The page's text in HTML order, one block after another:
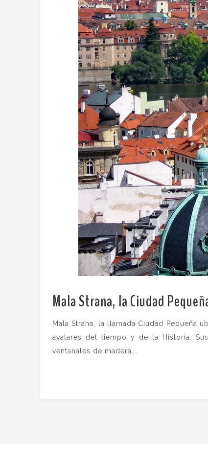
Mala Strana, la Ciudad
Mala Strana, la llamada Ciudad Pequeña
avatares del tiempo y de la Historia.
ventanales de madera…